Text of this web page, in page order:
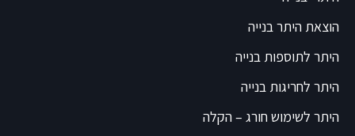
הוצאת היתר בנייה
היתר לתוספות בנייה
היתר לחריגות בנייה
היתר לשימוש חורג – הקלה